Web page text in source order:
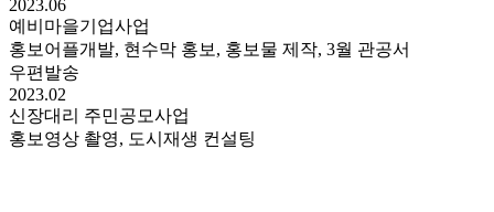
2023.06
예비마을기업사업
홍보어플개발, 현수막 홍보, 홍보물 제작, 3월 관공서
우편발송
2023.02
신장대리 주민공모사업
홍보영상 촬영, 도시재생 컨설팅